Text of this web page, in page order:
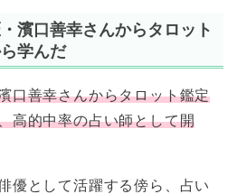
濱口善幸さんからタロット
学んだ
口善幸さんからタロット鑑定
高的中率の占い師として開
優として活躍する傍ら、占い